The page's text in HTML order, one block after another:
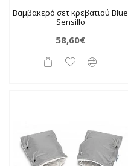
Βαμβακερό σετ κρεβατιού Blue
Sensillo
58,60€